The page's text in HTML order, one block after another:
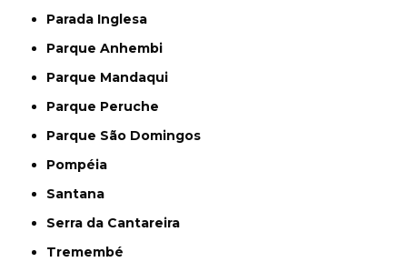
Parada Inglesa
Parque Anhembi
Parque Mandaqui
Parque Peruche
Parque São Domingos
Pompéia
Santana
Serra da Cantareira
Tremembé